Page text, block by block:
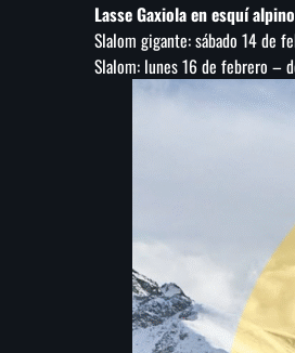
Lasse Gaxiola en esquí alpino
Slalom gigante: sábado 14 de
Slalom: lunes 16 de febrero –